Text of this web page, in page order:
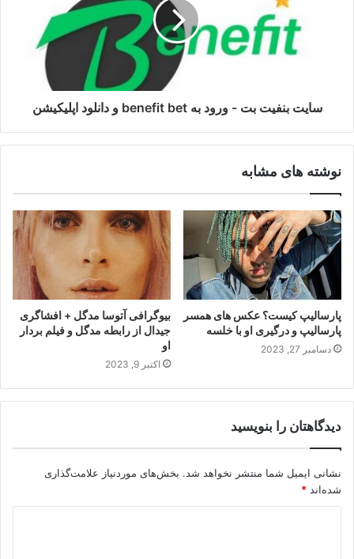
سایت بنفیت بت - ورود به benefit bet و دانلود اپلیکیشن
نوشته های مشابه
پارسالیپ کیست؟ عکس های همسر
پارسالیپ و درگیری او با خلسه
دسامبر 27, 2023
بیوگرافی آتوسا مدگل + افشاگری
جیدال از رابطه مدگل و فیلم بردار
او
اکتبر 9, 2023
دیدگاهتان را بنویسید
نشانی ایمیل شما منتشر نخواهد شد. بخش‌های موردنیاز علامت‌گذاری
شده‌اند *